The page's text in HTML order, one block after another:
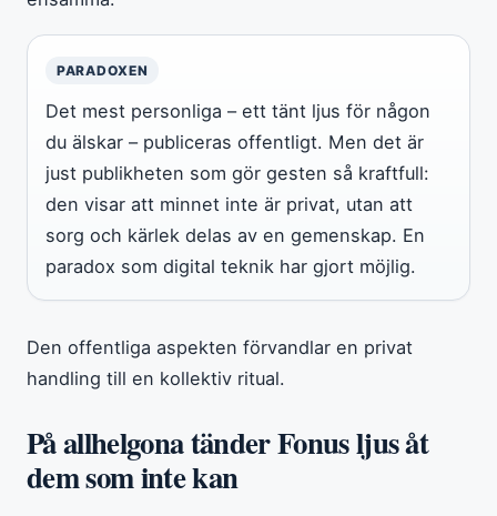
PARADOXEN
Det mest personliga – ett tänt ljus för någon
du älskar – publiceras offentligt. Men det är
just publikheten som gör gesten så kraftfull:
den visar att minnet inte är privat, utan att
sorg och kärlek delas av en gemenskap. En
paradox som digital teknik har gjort möjlig.
Den offentliga aspekten förvandlar en privat
handling till en kollektiv ritual.
På allhelgona tänder Fonus ljus åt
dem som inte kan